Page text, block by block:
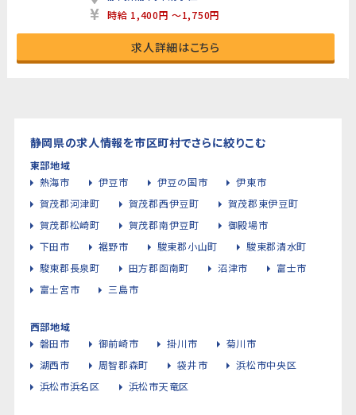
時給 1,400円 ～1,750円
求人詳細はこちら
静岡県の求人情報を市区町村でさらに絞りこむ
東部地域
熱海市
伊豆市 伊豆の国市
伊東市
賀茂郡河津町
賀茂郡西伊豆町
賀茂郡東伊豆町
賀茂郡松崎町
賀茂郡南伊豆町
御殿場市
下田市
裾野市 駿東郡小山町
駿東郡清水町
駿東郡長泉町
田方郡函南町 沼津市
富士市
富士宮市
三島市
西部地域
磐田市
御前崎市 掛川市
菊川市
湖西市
周智郡森町 袋井市
浜松市中央区
浜松市浜名区
浜松市天竜区